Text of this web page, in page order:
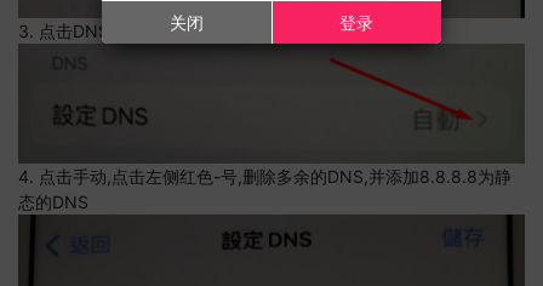
3. 点击DNS设置
4. 点击手动,点击左侧红色-号,删除多余的DNS,并添加8.8.8.8为静
态的DNS
关闭 登录